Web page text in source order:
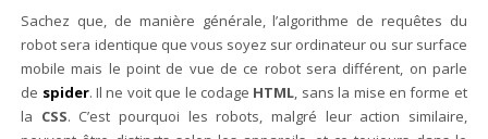
Sachez que, de manière générale, l’algorithme de requêtes du
robot sera identique que vous soyez sur ordinateur ou sur surface
mobile mais le point de vue de ce robot sera différent, on parle
de spider. Il ne voit que le codage HTML , sans la mise en forme et
la CSS. C’est pourquoi les robots, malgré leur action similaire,